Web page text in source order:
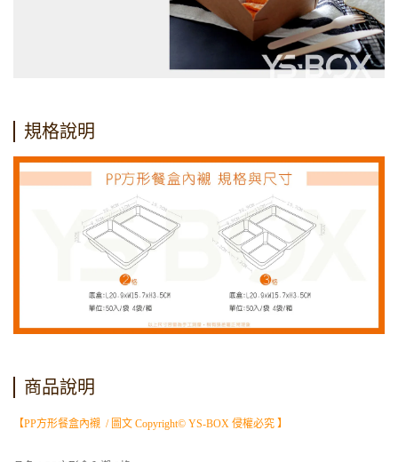
規格說明
商品說明
【PP方形餐盒內襯 / 圖文 Copyright© YS-BOX 侵權必究 】